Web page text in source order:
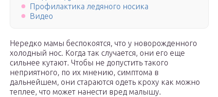
Профилактика ледяного носика
Видео
Нередко мамы беспокоятся, что у новорожденного
холодный нос. Когда так случается, они его еще
сильнее кутают. Чтобы не допустить такого
неприятного, по их мнению, симптома в
дальнейшем, они стараются одеть кроху как можно
теплее, что может нанести вред малышу.